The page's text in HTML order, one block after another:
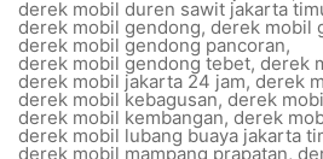
derek mobil duren sawit jakarta
derek mobil gendong, derek mobil
derek mobil gendong pancoran,
derek mobil gendong tebet, derek
derek mobil jakarta 24 jam,derek
derek mobil kebagusan, derek
derek mobil kembangan, derek
derek mobil lubang buaya jakarta
derek mobil mampang prapatan,